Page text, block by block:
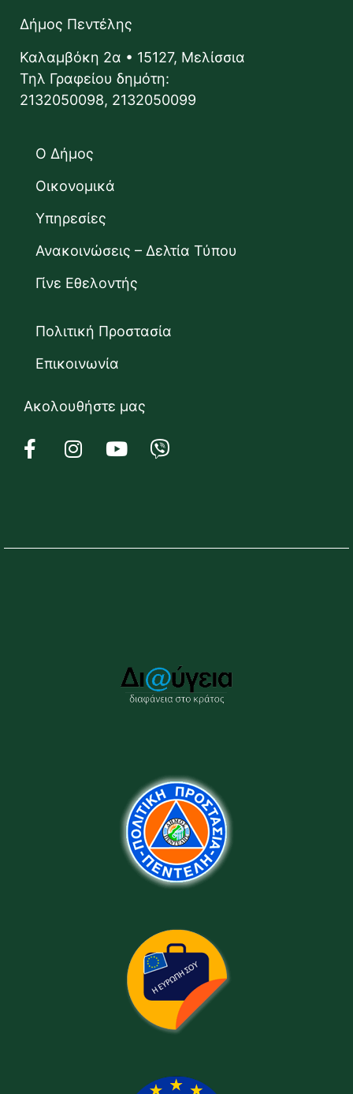
Δήμος Πεντέλης
Καλαμβόκη 2α • 15127, Μελίσσια
Τηλ Γραφείου δημότη:
2132050098, 2132050099
Ο Δήμος
Οικονομικά
Υπηρεσίες
Ανακοινώσεις – Δελτία Τύπου
Γίνε Εθελοντής
Πολιτική Προστασία
Επικοινωνία
Ακολουθήστε μας